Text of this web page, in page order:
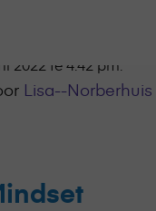
2022 te 4:42 pm.
Lisa--Norberhuis